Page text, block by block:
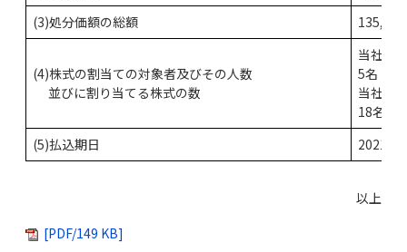
(3)処分価額の総額
(4)株式の割当ての対象者及びその人数
並びに割り当てる株式の数
当社取
5名
当社執
18名
(5)払込期日
2021年
以上
[PDF/149 KB]